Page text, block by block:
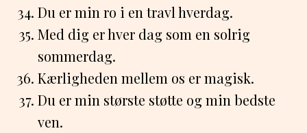
Du er min ro i en travl hverdag.
Med dig er hver dag som en solrig
sommerdag.
Kærligheden mellem os er magisk.
Du er min største støtte og min bedste
ven.